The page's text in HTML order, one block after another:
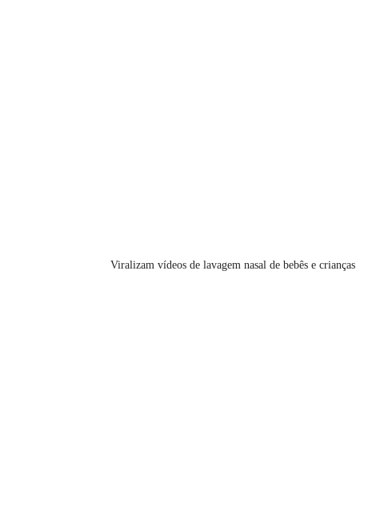
Viralizam vídeos de lavagem nasal de bebês e crianças